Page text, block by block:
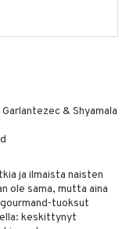
& Shyamala
ja ilmaista naisten
ole sama, mutta aina
tuoksut
keskittynyt